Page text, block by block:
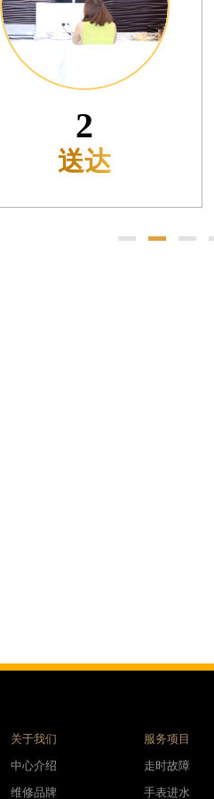
预约）
前预约）
预约）
中心（需提前预约）
3
预检
关于我们
中心介绍
维修品牌
服务项目
走时故障
手表进水